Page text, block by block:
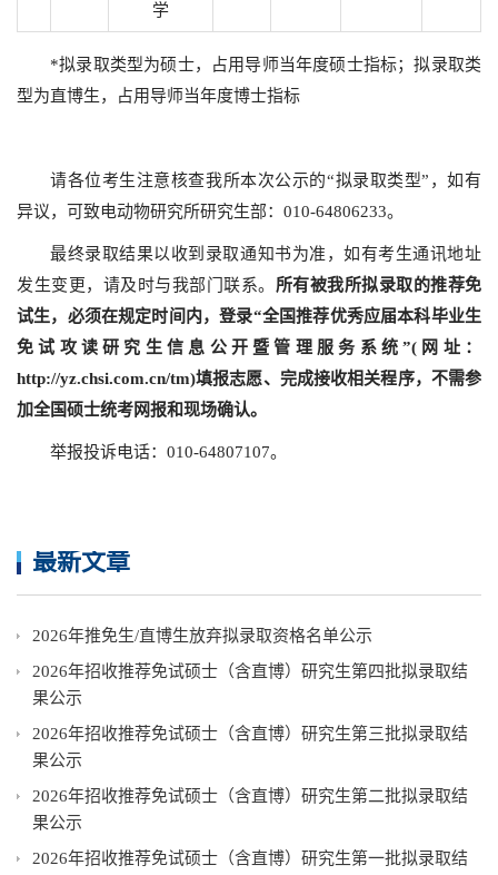
学
*拟录取类型为硕士，占用导师当年度硕士指标；拟录取类
型为直博生，占用导师当年度博士指标
请各位考生注意核查我所本次公示的“拟录取类型”，如有
异议，可致电动物研究所研究生部：010-64806233。
最终录取结果以收到录取通知书为准，如有考生通讯地址
发生变更，请及时与我部门联系。 所有被我所拟录取的推荐免
试生，必须在规定时间内，登录“全国推荐优秀应届本科毕业生
免试攻读研究生信息公开暨管理服务系统”( 网址：
http://yz.chsi.com.cn/tm)填报志愿、完成接收相关程序，不需参
加全国硕士统考网报和现场确认。
举报投诉电话：010-64807107。
最新文章
2026年推免生/直博生放弃拟录取资格名单公示
2026年招收推荐免试硕士（含直博）研究生第四批拟录取结
果公示
2026年招收推荐免试硕士（含直博）研究生第三批拟录取结
果公示
2026年招收推荐免试硕士（含直博）研究生第二批拟录取结
果公示
2026年招收推荐免试硕士（含直博）研究生第一批拟录取结